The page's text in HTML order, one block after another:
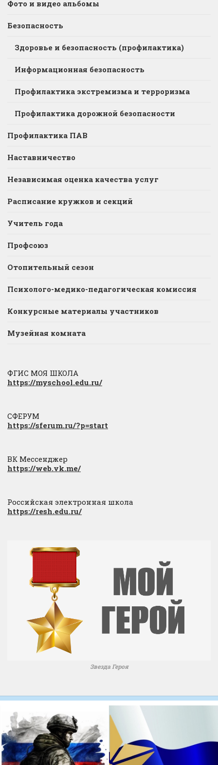
Фото и видео альбомы
Безопасность
Здоровье и безопасность (профилактика)
Информационная безопасность
Профилактика экстремизма и терроризма
Профилактика дорожной безопасности
Профилактика ПАВ
Наставничество
Независимая оценка качества услуг
Расписание кружков и секций
Учитель года
Профсоюз
Отопительный сезон
Психолого-медико-педагогическая комиссия
Конкурсные материалы участников
Музейная комната
ФГИС МОЯ ШКОЛА
https://myschool.edu.ru/
СФЕРУМ
https://sferum.ru/?p=start
ВК Мессенджер
https://web.vk.me/
Российская электронная школа
https://resh.edu.ru/
Звезда Героя